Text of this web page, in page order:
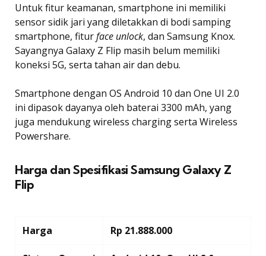
Untuk fitur keamanan, smartphone ini memiliki
sensor sidik jari yang diletakkan di bodi samping
smartphone, fiturface unlock, dan Samsung Knox.
Sayangnya Galaxy Z Flip masih belum memiliki
koneksi 5G, serta tahan air dan debu.
Smartphone dengan OS Android 10 dan One UI 2.0
ini dipasok dayanya oleh baterai 3300 mAh, yang
juga mendukung wireless charging serta Wireless
Powershare.
Harga dan Spesifikasi Samsung Galaxy Z
Flip
Harga Rp 21.888.000